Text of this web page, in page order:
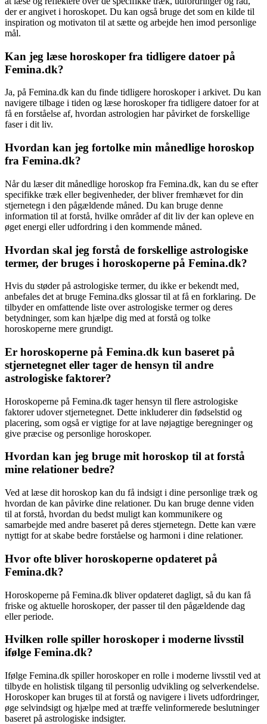
der er angivet i horoskopet. Du kan også bruge det som en kilde til
inspiration og motivaton til at sætte og arbejde hen imod personlige
mål.
Kan jeg læse horoskoper fra tidligere datoer på
Femina.dk?
Ja, på Femina.dk kan du finde tidligere horoskoper i arkivet. Du kan
navigere tilbage i tiden og læse horoskoper fra tidligere datoer for at
få en forståelse af, hvordan astrologien har påvirket de forskellige
faser i dit liv.
Hvordan kan jeg fortolke min månedlige horoskop
fra Femina.dk?
Når du læser dit månedlige horoskop fra Femina.dk, kan du se efter
specifikke træk eller begivenheder, der bliver fremhævet for din
stjernetegn i den pågældende måned. Du kan bruge denne
information til at forstå, hvilke områder af dit liv der kan opleve en
øget energi eller udfordring i den kommende måned.
Hvordan skal jeg forstå de forskellige astrologiske
termer, der bruges i horoskoperne på Femina.dk?
Hvis du støder på astrologiske termer, du ikke er bekendt med,
anbefales det at bruge Femina.dks glossar til at få en forklaring. De
tilbyder en omfattende liste over astrologiske termer og deres
betydninger, som kan hjælpe dig med at forstå og tolke
horoskoperne mere grundigt.
Er horoskoperne på Femina.dk kun baseret på
stjernetegnet eller tager de hensyn til andre
astrologiske faktorer?
Horoskoperne på Femina.dk tager hensyn til flere astrologiske
faktorer udover stjernetegnet. Dette inkluderer din fødselstid og
placering, som også er vigtige for at lave nøjagtige beregninger og
give præcise og personlige horoskoper.
Hvordan kan jeg bruge mit horoskop til at forstå
mine relationer bedre?
Ved at læse dit horoskop kan du få indsigt i dine personlige træk og
hvordan de kan påvirke dine relationer. Du kan bruge denne viden
til at forstå, hvordan du bedst muligt kan kommunikere og
samarbejde med andre baseret på deres stjernetegn. Dette kan være
nyttigt for at skabe bedre forståelse og harmoni i dine relationer.
Hvor ofte bliver horoskoperne opdateret på
Femina.dk?
Horoskoperne på Femina.dk bliver opdateret dagligt, så du kan få
friske og aktuelle horoskoper, der passer til den pågældende dag
eller periode.
Hvilken rolle spiller horoskoper i moderne livsstil
ifølge Femina.dk?
Ifølge Femina.dk spiller horoskoper en rolle i moderne livsstil ved at
tilbyde en holistisk tilgang til personlig udvikling og selverkendelse.
Horoskoper kan bruges til at forstå og navigere i livets udfordringer,
øge selvindsigt og hjælpe med at træffe velinformerede beslutninger
baseret på astrologiske indsigter.